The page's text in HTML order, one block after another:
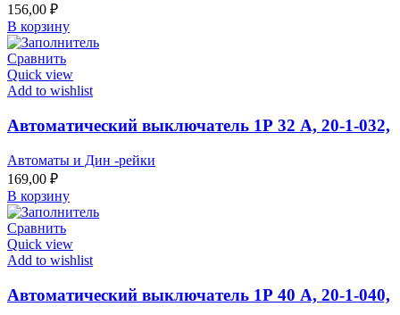
156,00 ₽
В корзину
Сравнить
Quick view
Add to wishlist
Автоматический выключатель 1Р 32 А, 20-1-032,
Автоматы и Дин -рейки
169,00 ₽
В корзину
Сравнить
Quick view
Add to wishlist
Автоматический выключатель 1Р 40 А, 20-1-040,